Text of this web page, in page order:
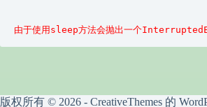
由于使用sleep方法会抛出一个
版权所有 © 2026 - CreativeThemes 的